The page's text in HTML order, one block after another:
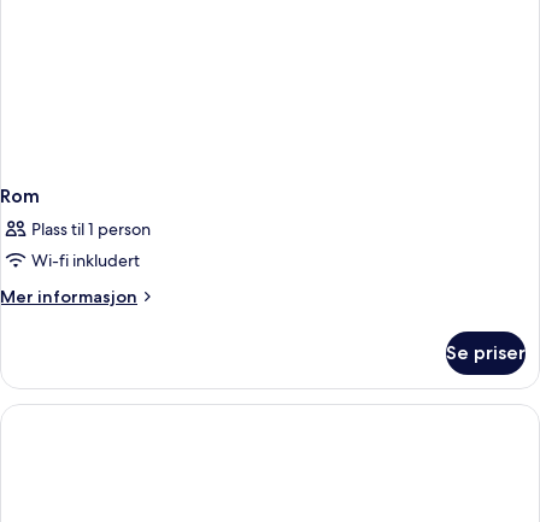
Rom
Plass til 1 person
Wi-fi inkludert
Mer informasjon
Mer
Se priser